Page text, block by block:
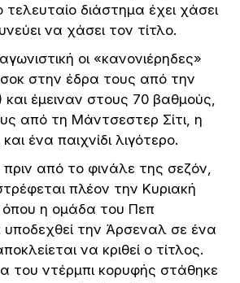
διάστημα έχει χάσει
να χάσει τον τίτλο.
οι «κανονιέρηδες»
στην έδρα τους από την
έμειναν στους 70 βαθμούς,
από τη Μάντσεστερ Σίτι, η
ένα παιχνίδι λιγότερο.
πριν από το φινάλε της σεζόν,
πλέον την Κυριακή
η ομάδα του Πεπ
υποδεχθεί την Άρσεναλ σε ένα
να κριθεί ο τίτλος.
του ντέρμπι κορυφής στάθηκε